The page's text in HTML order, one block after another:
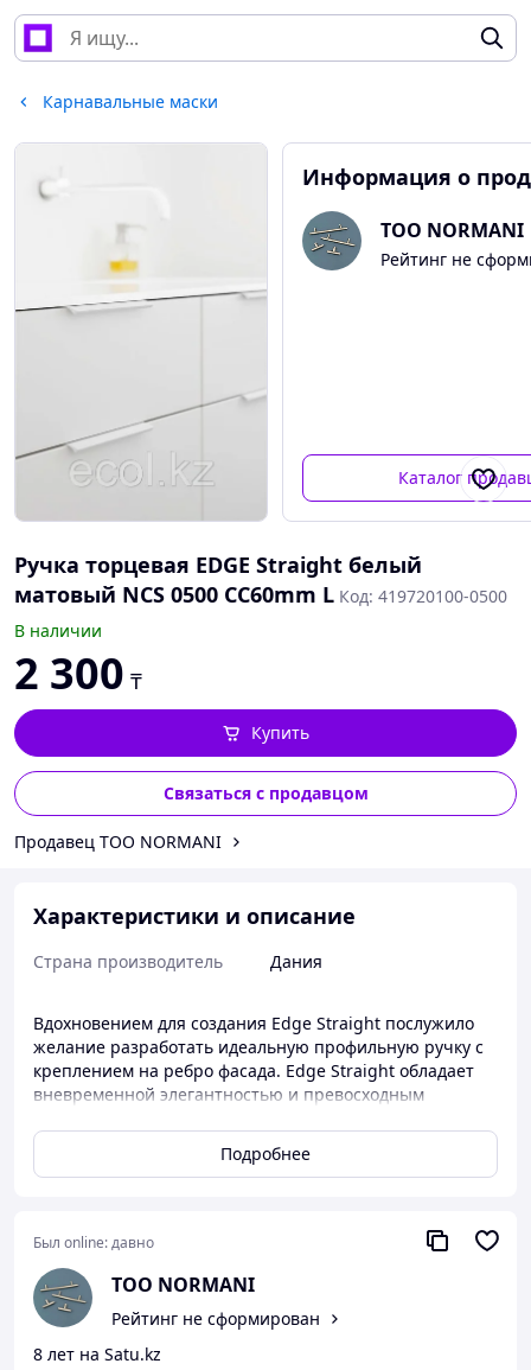
Карнавальные маски
Информация о
ТОО NORMANI
Рейтинг не
Каталог
Ручка торцевая EDGE Straight белый
матовый NCS 0500 CC60mm L Код: 419720100-0500
В наличии
2 300 ₸
Купить
Связаться с продавцом
Продавец ТОО NORMANI
Характеристики и описание
Страна производитель Дания
Вдохновением для создания Edge Straight послужило
желание разработать идеальную профильную ручку с
креплением на ребро фасада. Edge Straight обладает
вневременной элегантностью и превосходным
панели стандартной толщины и экономична в
производстве различной длины и отделки.
Подробнее
Был online:давно
ТОО NORMANI
Рейтинг не сформирован
8 лет на Satu.kz